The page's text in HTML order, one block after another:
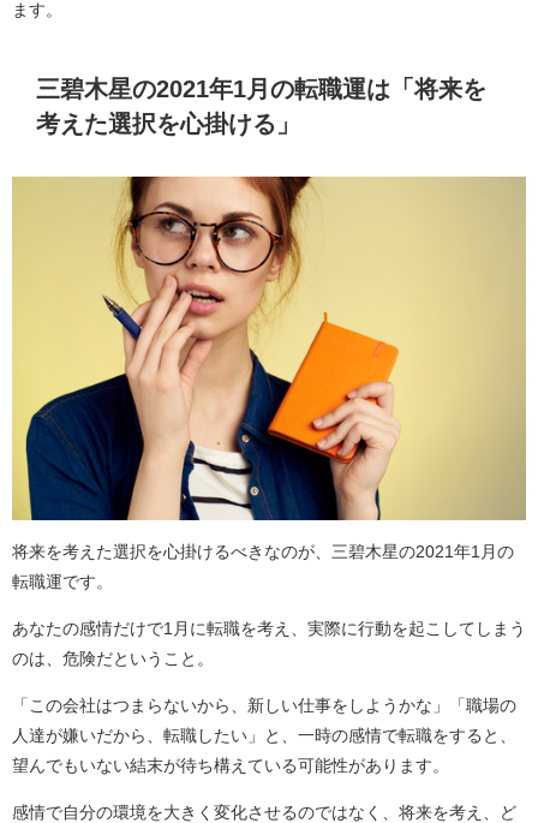
ます。
三碧木星の2021年1月の転職運は「将来を
考えた選択を心掛ける」
将来を考えた選択を心掛けるべきなのが、三碧木星の2021年1月の
転職運です。
あなたの感情だけで1月に転職を考え、実際に行動を起こしてしまう
のは、危険だということ。
「この会社はつまらないから、新しい仕事をしようかな」「職場の
人達が嫌いだから、転職したい」と、一時の感情で転職をすると、
望んでもいない結末が待ち構えている可能性があります。
感情で自分の環境を大きく変化させるのではなく、将来を考え、ど